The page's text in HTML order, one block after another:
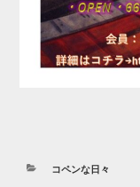
カ
コペンな日々